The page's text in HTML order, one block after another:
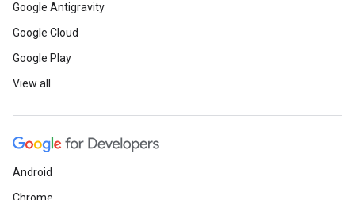
Google Antigravity
Google Cloud
Google Play
View all
Android